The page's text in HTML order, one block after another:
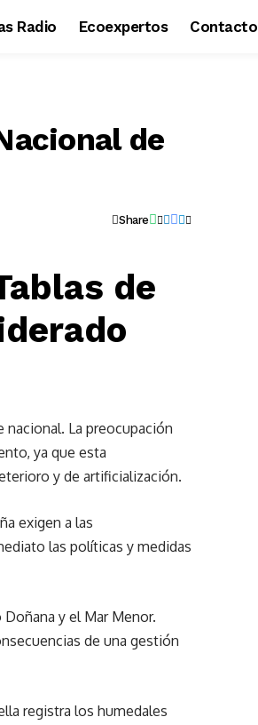
Radio Ecoexpertos Contacto
de
Share
de
nacional. La preocupación
ya que esta
y de artificialización.
exigen a las
las políticas y medidas
y el Mar Menor.
de una gestión
registra los humedales